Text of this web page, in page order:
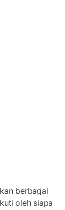
berbagai
oleh siapa